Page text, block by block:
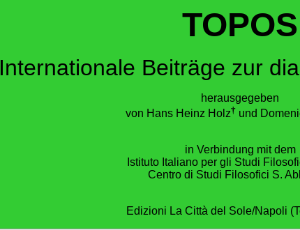
TOPOS
Internationale Beiträge zur
herausgegeben
von Hans Heinz Holz† und
in Verbindung mit dem
Istituto Italiano per gli Studi
Centro di Studi Filosofici S.
Edizioni La Città del Sole/Napoli